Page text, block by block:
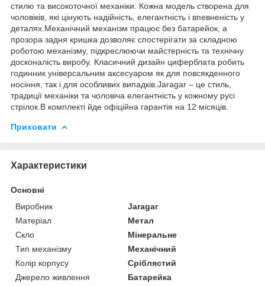
стилю та високоточної механіки. Кожна модель створена для
чоловіків, які цінують надійність, елегантність і впевненість у
деталях.Механічний механізм працює без батарейок, а
прозора задня кришка дозволяє спостерігати за складною
роботою механізму, підкреслюючи майстерність та технічну
досконалість виробу. Класичний дизайн циферблата робить
годинник універсальним аксесуаром як для повсякденного
носіння, так і для особливих випадків.Jaragar – це стиль,
традиції механіки та чоловіча елегантність у кожному русі
стрілок.В комплекті йде офіційна гарантія на 12 місяців.
Приховати
Характеристики
Основні
Виробник
Jaragar
Матеріал
Метал
Скло
Мінеральне
Тип механізму
Механічний
Колір корпусу
Сріблястий
Джерело живлення
Батарейка